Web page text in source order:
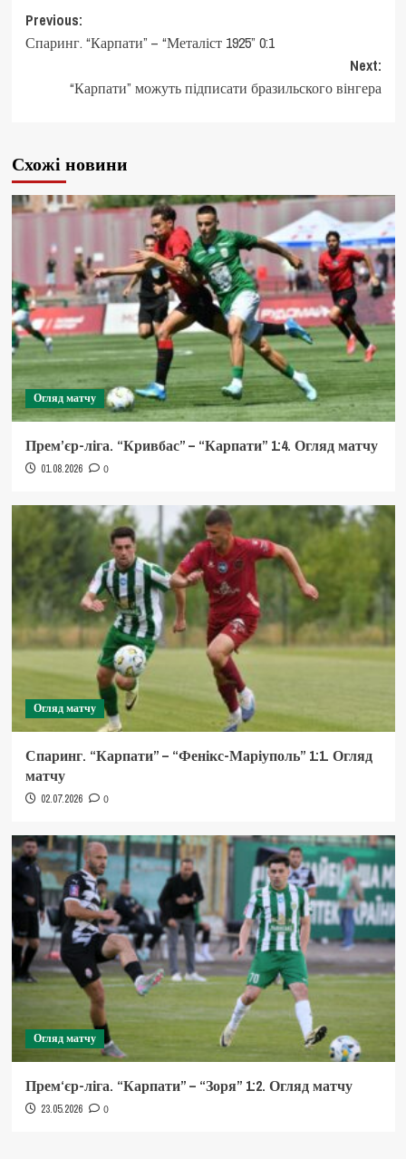
Post
navigation
Previous:
Спаринг. “Карпати” – “Металіст 1925” 0:1
Next:
“Карпати” можуть підписати бразильского вінгера
Схожі новини
Огляд матчу
Прем’єр-ліга. “Кривбас” – “Карпати” 1:4. Огляд матчу
01.08.2026 0
Огляд матчу
Спаринг. “Карпати” – “Фенікс-Маріуполь” 1:1. Огляд
матчу
02.07.2026 0
Огляд матчу
Прем‘єр-ліга. “Карпати” – “Зоря” 1:2. Огляд матчу
23.05.2026 0